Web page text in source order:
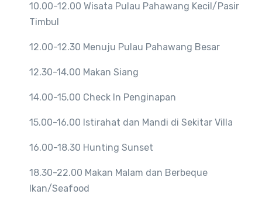
10.00-12.00 Wisata Pulau Pahawang Kecil/Pasir
Timbul
12.00-12.30 Menuju Pulau Pahawang Besar
12.30-14.00 Makan Siang
14.00-15.00 Check In Penginapan
15.00-16.00 Istirahat dan Mandi di Sekitar Villa
16.00-18.30 Hunting Sunset
18.30-22.00 Makan Malam dan Berbeque
Ikan/Seafood